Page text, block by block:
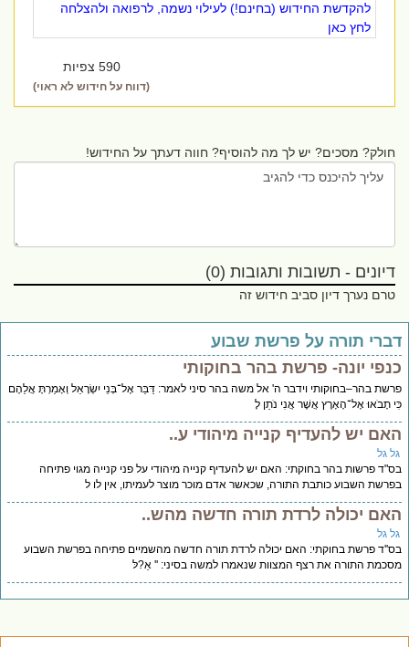
להקדשת החידוש (בחינם!) לעילוי נשמה, לרפואה ולהצלחה
לחץ כאן
590 צפיות
(דווח על חידוש לא ראוי)
חולק? מסכים? יש לך מה להוסיף? חווה דעתך על החידוש!
דיונים - תשובות ותגובות (0)
טרם נערך דיון סביב חידוש זה
תורה על פרשת שבוע
יונה- פרשת בהר בחוקותי
בהר–בחוקותי וידבר ה' אל משה בהר סיני לאמר: דַּבֵּר אֶל־בְּנֵי יִשְׂרָאֵל וְאָמַרְתָּ אֲלֵהֶם
תָבֹאוּ אֶל־הָאָרֶץ אֲשֶׁר אֲנִי נֹתֵן לָ
יש להעדיף קנייה מיהודי ע..
גל
פרשות בהר בחוקתי: האם יש להעדיף קנייה מיהודי על פני קנייה מגוי פתיחה
השבוע כותבת התורה, שכאשר אדם מוכר מוצר לעמיתו, אין לו ל
יכולה לרדת תורה חדשה מהש..
גל
פרשת בחוקתי: האם יכולה לרדת תורה חדשה מהשמיים פתיחה בפרשת השבוע
התורה את רצף המצוות שנאמרו למשה בסיני: '' אֵ?לּ